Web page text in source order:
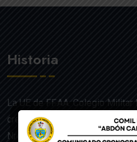
Historia
La UE de FF.AA. Colegio Militar
creado mediante Acuerdo
Nro. 140, dado en Quito el 22